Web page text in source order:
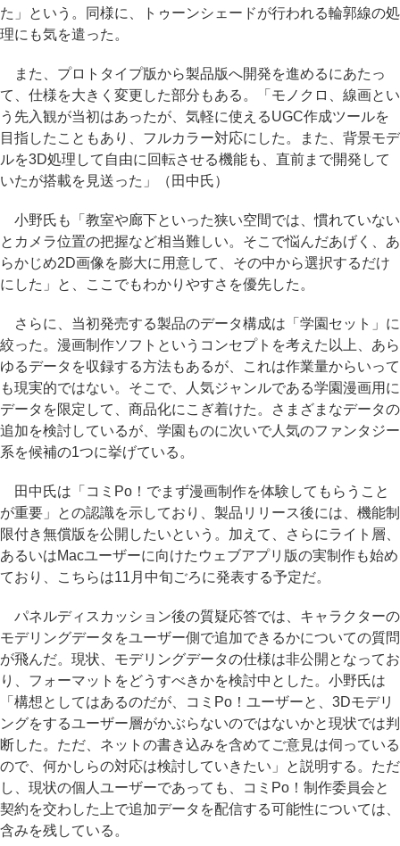
た」という。同様に、トゥーンシェードが行われる輪郭線の処
理にも気を遣った。
また、プロトタイプ版から製品版へ開発を進めるにあたっ
て、仕様を大きく変更した部分もある。「モノクロ、線画とい
う先入観が当初はあったが、気軽に使えるUGC作成ツールを
目指したこともあり、フルカラー対応にした。また、背景モデ
ルを3D処理して自由に回転させる機能も、直前まで開発して
いたが搭載を見送った」（田中氏）
小野氏も「教室や廊下といった狭い空間では、慣れていない
とカメラ位置の把握など相当難しい。そこで悩んだあげく、あ
らかじめ2D画像を膨大に用意して、その中から選択するだけ
にした」と、ここでもわかりやすさを優先した。
さらに、当初発売する製品のデータ構成は「学園セット」に
絞った。漫画制作ソフトというコンセプトを考えた以上、あら
ゆるデータを収録する方法もあるが、これは作業量からいって
も現実的ではない。そこで、人気ジャンルである学園漫画用に
データを限定して、商品化にこぎ着けた。さまざまなデータの
追加を検討しているが、学園ものに次いで人気のファンタジー
系を候補の1つに挙げている。
田中氏は「コミPo！でまず漫画制作を体験してもらうこと
が重要」との認識を示しており、製品リリース後には、機能制
限付き無償版を公開したいという。加えて、さらにライト層、
あるいはMacユーザーに向けたウェブアプリ版の実制作も始め
ており、こちらは11月中旬ごろに発表する予定だ。
パネルディスカッション後の質疑応答では、キャラクターの
モデリングデータをユーザー側で追加できるかについての質問
が飛んだ。現状、モデリングデータの仕様は非公開となってお
り、フォーマットをどうすべきかを検討中とした。小野氏は
「構想としてはあるのだが、コミPo！ユーザーと、3Dモデリ
ングをするユーザー層がかぶらないのではないかと現状では判
断した。ただ、ネットの書き込みを含めてご意見は伺っている
ので、何かしらの対応は検討していきたい」と説明する。ただ
し、現状の個人ユーザーであっても、コミPo！制作委員会と
契約を交わした上で追加データを配信する可能性については、
含みを残している。